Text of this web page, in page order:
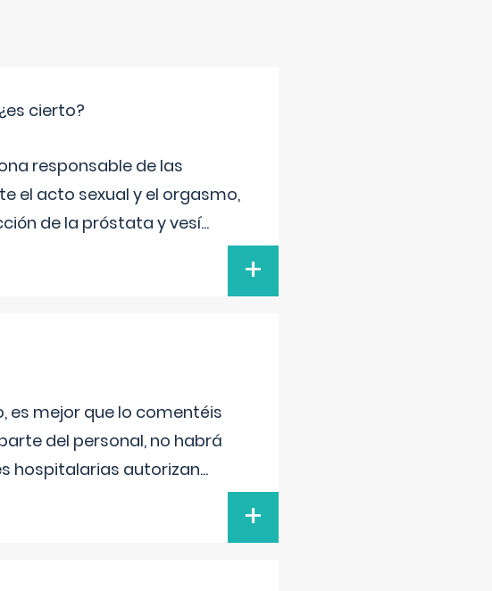
cierto?
responsable de las
el acto sexual y el orgasmo,
de la próstata y vesí...
+
es mejor que lo comentéis
del personal, no habrá
hospitalarias autorizan...
+